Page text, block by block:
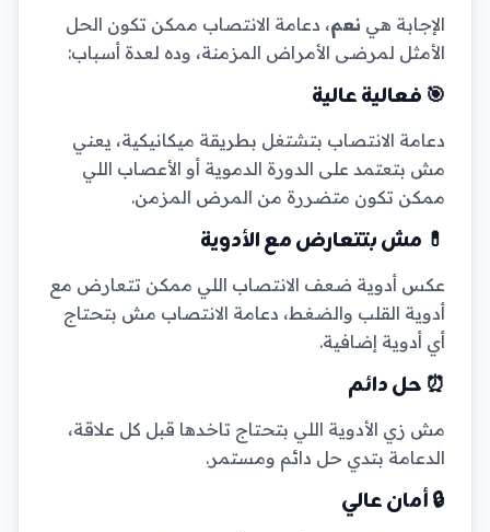
الإجابة هي نعم، دعامة الانتصاب ممكن تكون الحل
الأمثل لمرضى الأمراض المزمنة، وده لعدة أسباب:
🎯 فعالية عالية
دعامة الانتصاب بتشتغل بطريقة ميكانيكية، يعني
مش بتعتمد على الدورة الدموية أو الأعصاب اللي
ممكن تكون متضررة من المرض المزمن.
💊 مش بتتعارض مع الأدوية
عكس أدوية ضعف الانتصاب اللي ممكن تتعارض مع
أدوية القلب والضغط، دعامة الانتصاب مش بتحتاج
أي أدوية إضافية.
⏰ حل دائم
مش زي الأدوية اللي بتحتاج تاخدها قبل كل علاقة،
الدعامة بتدي حل دائم ومستمر.
🔒 أمان عالي